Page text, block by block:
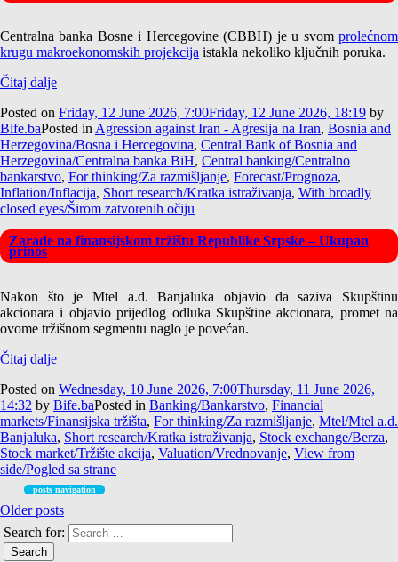
Centralna banka Bosne i Hercegovine (CBBH) je u svom prolećnom
krugu makroekonomskih projekcija istakla nekoliko ključnih poruka.
Čitaj dalje
Posted on Friday, 12 June 2026, 7:00Friday, 12 June 2026, 18:19 by
Bife.baPosted inAgression against Iran - Agresija na Iran, Bosnia and
Herzegovina/Bosna i Hercegovina, Central Bank of Bosnia and
Herzegovina/Centralna banka BiH, Central banking/Centralno
bankarstvo, For thinking/Za razmišljanje, Forecast/Prognoza,
Inflation/Inflacija, Short research/Kratka istraživanja, With broadly
closed eyes/Širom zatvorenih očiju
Zarade na finansijskom tržištu Republike Srpske – Ukupan
prinos
Nakon što je Mtel a.d. Banjaluka objavio da saziva Skupštinu
akcionara i objavio prijedlog odluka Skupštine akcionara, promet na
ovome tržišnom segmentu naglo je povećan.
Čitaj dalje
Posted on Wednesday, 10 June 2026, 7:00Thursday, 11 June 2026,
14:32 by Bife.baPosted in Banking/Bankarstvo, Financial
markets/Finansijska tržišta, For thinking/Za razmišljanje, Mtel/Mtel a.d.
Banjaluka, Short research/Kratka istraživanja, Stock exchange/Berza,
Stock market/Tržište akcija, Valuation/Vrednovanje, View from
side/Pogled sa strane
posts navigation
Older posts
Search for: